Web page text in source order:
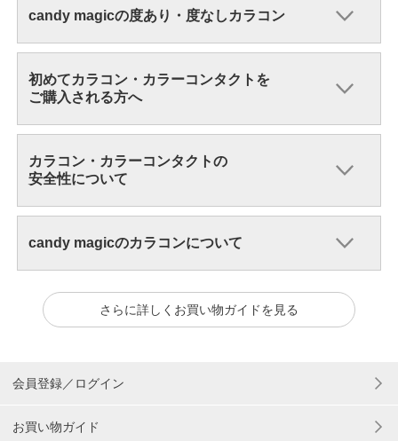
candy magicの度あり・度なしカラコン
初めてカラコン・カラーコンタクトを
ご購入される方へ
カラコン・カラーコンタクトの
安全性について
candy magicのカラコンについて
さらに詳しくお買い物ガイドを見る
会員登録／ログイン
お買い物ガイド